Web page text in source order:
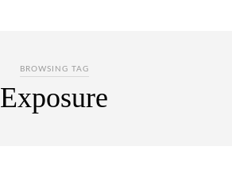
BROWSING TAG
Exposure